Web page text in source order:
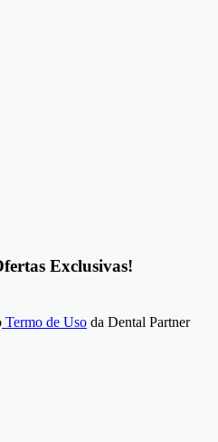
Exclusivas!
Termo de Uso da Dental Partner